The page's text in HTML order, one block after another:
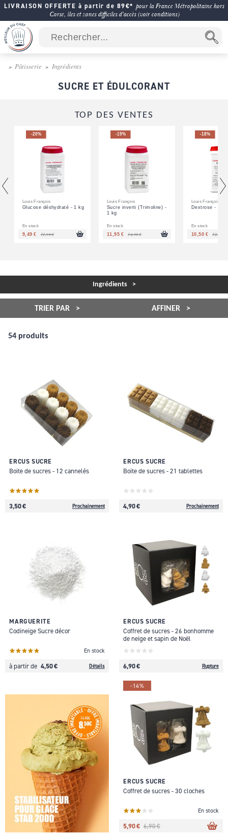
LIVRAISON OFFERTE à partir de 89€* pour la France Métropolitaine hors
Corse, îles et zones difficiles d'accès (voir conditions)
Pâtisserie Ingrédients
SUCRE ET ÉDULCORANT
TOP DES VENTES
-20%
Louis François
Glucose déshydraté - 1 kg
En stock
9,49 € 11,90 €
-19%
Louis François
Sucre inverti (Trimoline) -
1 kg
En stock
11,95 € 14,90 €
-18%
Louis François
Dextrose - 1 kg
En stock
10,50 € 12,90 €
Ingrédients
TRIER PAR AFFINER
54 produits
ERCUS SUCRE
Boite de sucres - 12 cannelés
3,50 € Prochainement
ERCUS SUCRE
Boite de sucres - 21 tablettes
4,90 € Prochainement
MARGUERITE
Codineige Sucre décor
En stock
à partir de 4,50 € Détails
ERCUS SUCRE
Coffret de sucres - 26 bonhomme
de neige et sapin de Noël
6,90 € Rupture
-14%
ERCUS SUCRE
Coffret de sucres - 30 cloches
En stock
5,90 € 6,90 €